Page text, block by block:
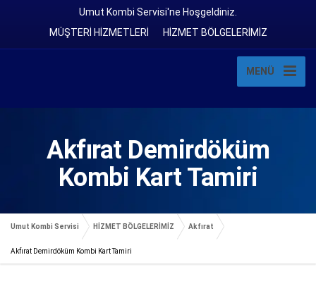
Umut Kombi Servisi'ne Hoşgeldiniz.
MÜŞTERİ HİZMETLERİ
HİZMET BÖLGELERİMİZ
MENÜ
Akfırat Demirdöküm
Kombi Kart Tamiri
Umut Kombi Servisi HİZMET BÖLGELERİMİZ Akfırat
Akfırat Demirdöküm Kombi Kart Tamiri